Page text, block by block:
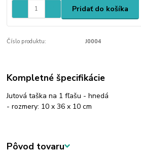
Pridať do košíka
Číslo produktu: J0004
Kompletné špecifikácie
Jutová taška na 1 fľašu - hnedá
- rozmery: 10 x 36 x 10 cm
Pôvod tovaru